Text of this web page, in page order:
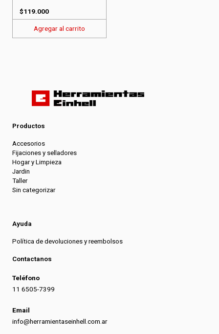
$119.000
Agregar al carrito
Productos
Accesorios
Fijaciones y selladores
Hogar y Limpieza
Jardin
Taller
Sin categorizar
Ayuda
Política de devoluciones y reembolsos
Contactanos
Teléfono
11 6505-7399
Email
info@herramientaseinhell.com.ar